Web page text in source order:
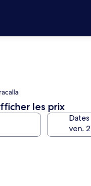
les prix
Dates